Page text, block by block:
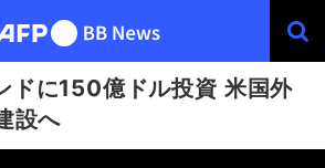
ドに150億ドル投資 米国外
設へ